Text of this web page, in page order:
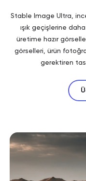
Stable Image Ultra,
ışık geçişlerine
üretime hazır
görselleri, ürün
gerektiren